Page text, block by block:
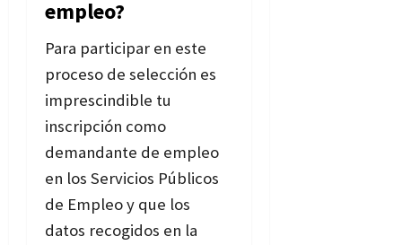
empleo?
Para participar en este
proceso de selección es
imprescindible tu
inscripción como
demandante de empleo
en los Servicios Públicos
de Empleo y que los
datos recogidos en la